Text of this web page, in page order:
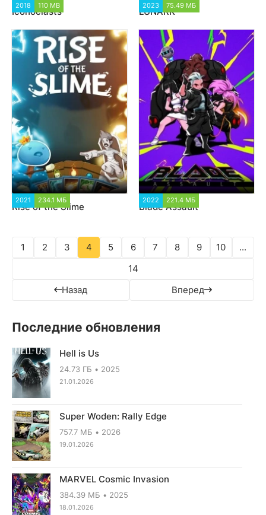
2018 110 MB
Iconoclasts
2023 75.49 МБ
LUNARK
2021 234.1 МБ
Rise of the Slime
2022 221.4 МБ
Blade Assault
Назад
1 2 3 4 5 6 7 8 9 10
...
14
Вперед
Последние обновления
Hell is Us
24.73 ГБ 2025
21.01.2026
Super Woden: Rally Edge
757.7 МБ 2026
19.01.2026
MARVEL Cosmic Invasion
384.39 МБ 2025
18.01.2026